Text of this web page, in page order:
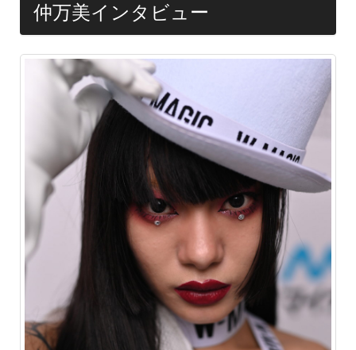
仲万美インタビュー